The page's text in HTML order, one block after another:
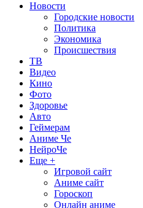
Новости
Городские новости
Политика
Экономика
Происшествия
ТВ
Видео
Кино
Фото
Здоровье
Авто
Геймерам
Аниме Че
НейроЧе
Еще +
Игровой сайт
Аниме сайт
Гороскоп
Онлайн аниме